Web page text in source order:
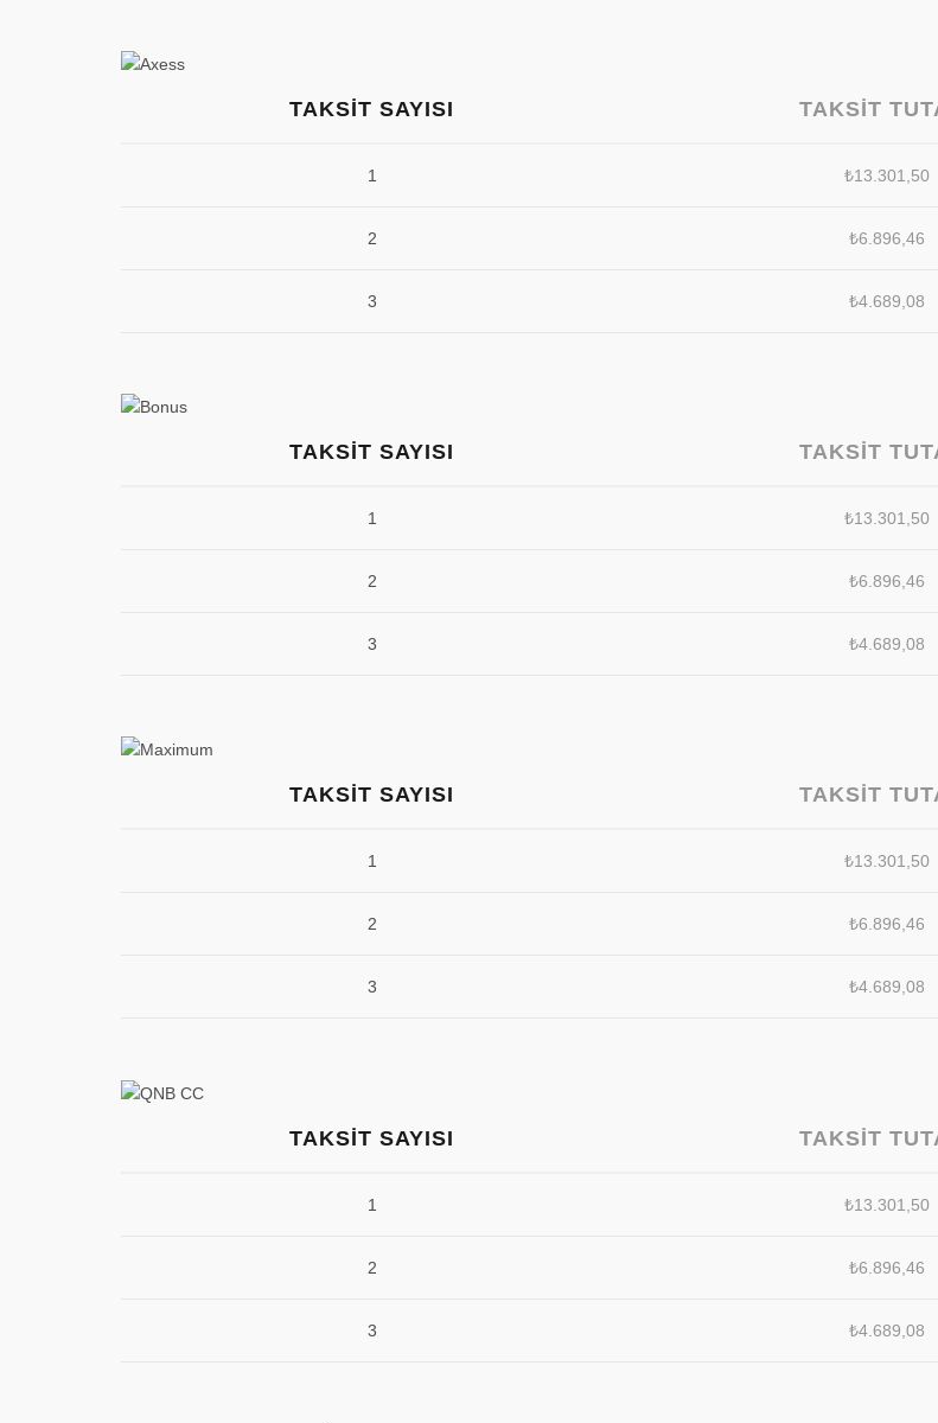
TAKSIT SAYISI TAKSIT
1 ₺13.301,50
2 ₺6.896,46
3 ₺4.689,08
TAKSIT SAYISI TAKSIT
1 ₺13.301,50
2 ₺6.896,46
3 ₺4.689,08
TAKSIT SAYISI TAKSIT
1 ₺13.301,50
2 ₺6.896,46
3 ₺4.689,08
TAKSIT SAYISI TAKSIT
1 ₺13.301,50
2 ₺6.896,46
3 ₺4.689,08